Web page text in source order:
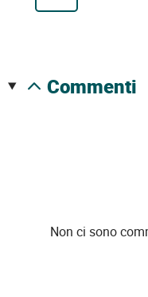
commenti
Non ci sono